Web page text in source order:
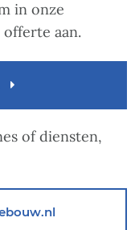
in onze
aan.
of diensten,